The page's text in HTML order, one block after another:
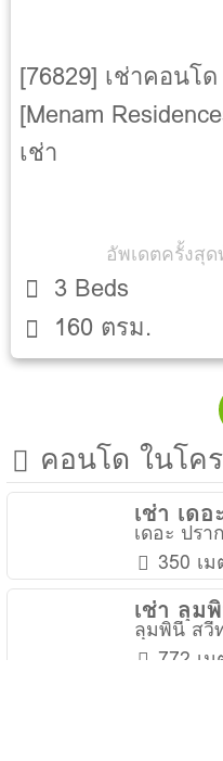
[76829] เช่าคอนโ
[Menam
เช่า
อัพเดตครั้งสุ
3 Beds
160 ตรม.
คอนโด ในโค
เช่า เด
เดอะ ปรา
350 เม
เช่า ลุม
772 เม